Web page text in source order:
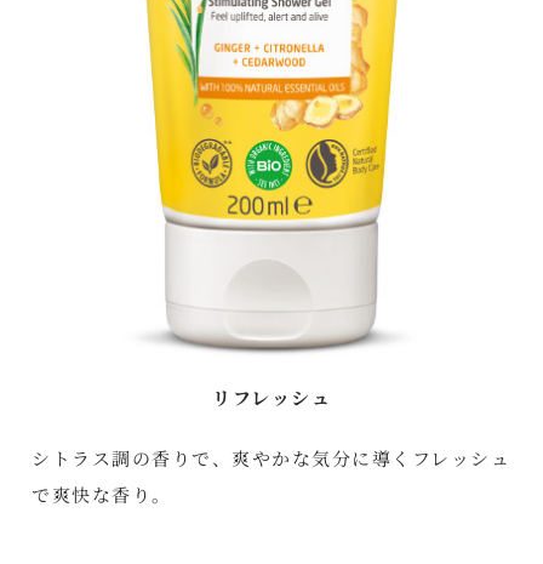
リフレッシュ
シトラス調の香りで、爽やかな気分に導くフレッシュ
で爽快な香り。